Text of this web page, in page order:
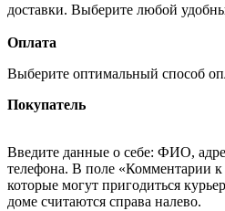
доставки. Выберите любой
Оплата
Выберите оптимальный способ
Покупатель
Введите данные о себе: ФИО,
телефона. В поле «Комментарии к
которые могут пригодиться
доме считаются справа налево.